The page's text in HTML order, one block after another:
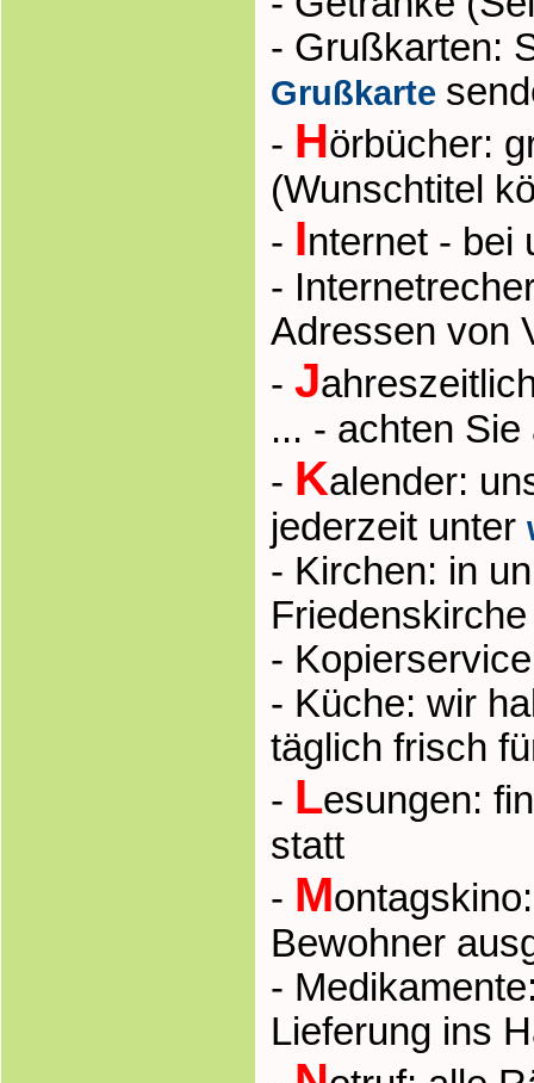
- Grußkarten:
Grußkarte
- Hörbücher:
(Wunschtitel
- Internet - bei
-
Adressen von
-J
... - achten
- Kalender:
jederzeit unter
- Kirchen: in
-
- Küche: wir
täglich frisch
- Lesungen:
statt
- M
Bewohner
-
Lieferung ins